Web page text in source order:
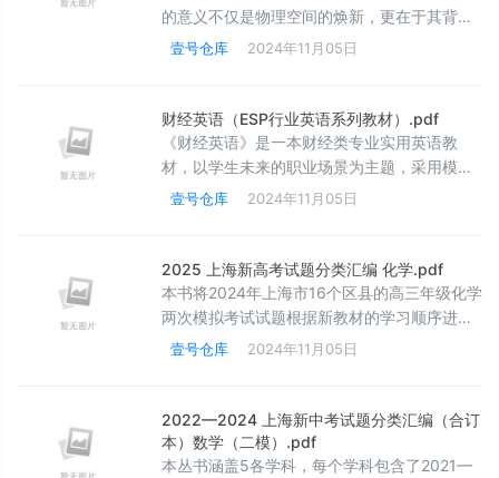
工管理协同、图纸档案管理等不同应用层面的
管理软件，精选的优秀获奖作品，邀请了行
的意义不仅是物理空间的焕新，更在于其背后
的社区共同治理。社区更新规划是促进社区可
感和凝聚力，而参与式规划的提出，正是要通
过社区更新规划这一行为，促进社区公共治
理，改变陌生人的社会倾向，从而激活社区的
共治与自治，使之真正成为具有社区共同体意
义的幸福家园。本书结合作者深耕城市更新与
壹号仓库 2024年11月05日
财经英语（ESP行业英语系列教材）.pdf
《财经英语》是一本财经类专业实用英语教
材，以学生未来的职业场景为主题，采用模块
化的体例编写。本书系统性较强，内容涉及会
中的语言素材，内容深入浅出，通过听、说、
读、写技能的综合训练，提高学习者在实际生
活与工作场景中使用英语进行口头、书面交际
的能力。书后附有听力原文、参考译文和练习
答案，供读者使用。
壹号仓库 2024年11月05日
2025 上海新高考试题分类汇编 化学.pdf
本书将2024年上海市16个区县的高三年级化学
两次模拟考试试题根据新教材的学习顺序进行
分类汇总，全书共分为六大板块，分别为物质
有31个专题，每个专题根据考点，细分若干个
小节。本书分类精准，内容全面，题目梯度安
排合理，书后附有完整的参考答案，便于读者
壹号仓库 2024年11月05日
2022—2024 上海新中考试题分类汇编（合订
本）数学（二模）.pdf
本丛书涵盖5各学科，每个学科包含了2021—